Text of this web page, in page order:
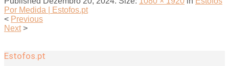
Por Medida | Estofos.pt
< Previous
Next >
Estofos.pt